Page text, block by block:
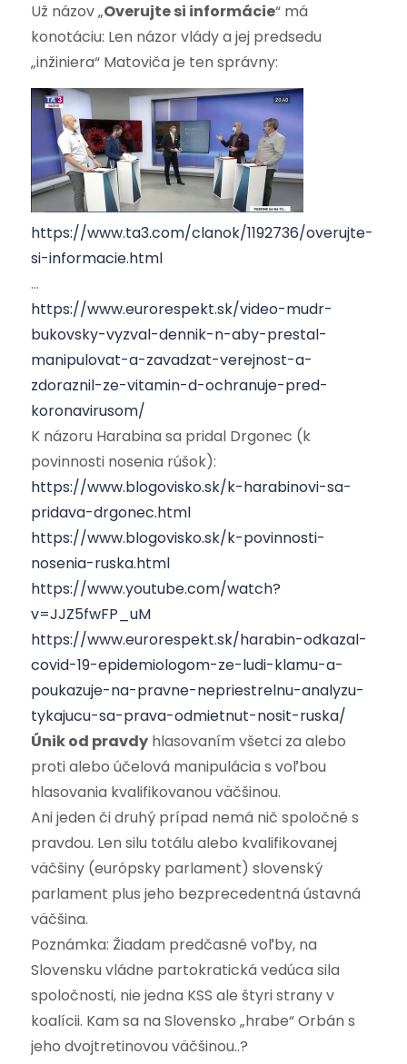
Už názov „Overujte si informácie“ má
konotáciu: Len názor vlády a jej predsedu
„inžiniera“ Matoviča je ten správny:
https://www.ta3.com/clanok/1192736/overujte-
si-informacie.html
…
https://www.eurorespekt.sk/video-mudr-
bukovsky-vyzval-dennik-n-aby-prestal-
manipulovat-a-zavadzat-verejnost-a-
zdoraznil-ze-vitamin-d-ochranuje-pred-
koronavirusom/
K názoru Harabina sa pridal Drgonec (k
povinnosti nosenia rúšok):
https://www.blogovisko.sk/k-harabinovi-sa-
pridava-drgonec.html
https://www.blogovisko.sk/k-povinnosti-
nosenia-ruska.html
https://www.youtube.com/watch?
v=JJZ5fwFP_uM
https://www.eurorespekt.sk/harabin-odkazal-
covid-19-epidemiologom-ze-ludi-klamu-a-
poukazuje-na-pravne-nepriestrelnu-analyzu-
tykajucu-sa-prava-odmietnut-nosit-ruska/
Únik od pravdyhlasovaním všetci za alebo
proti alebo účelová manipulácia s voľbou
hlasovania kvalifikovanou väčšinou.
Ani jeden či druhý prípad nemá nič spoločné s
pravdou. Len silu totálu alebo kvalifikovanej
väčšiny (európsky parlament) slovenský
parlament plus jeho bezprecedentná ústavná
väčšina.
Poznámka: Žiadam predčasné voľby, na
Slovensku vládne partokratická vedúca sila
spoločnosti, nie jedna KSS ale štyri strany v
koalícii. Kam sa na Slovensko „hrabe“ Orbán s
jeho dvojtretinovou väčšinou..?